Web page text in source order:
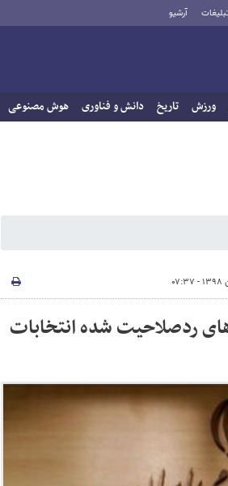
تبلیغات آرشیو
ورزش تاریخ دانش و فناوری هوش مصنوعی
ردصلاحیت شده انتخابات